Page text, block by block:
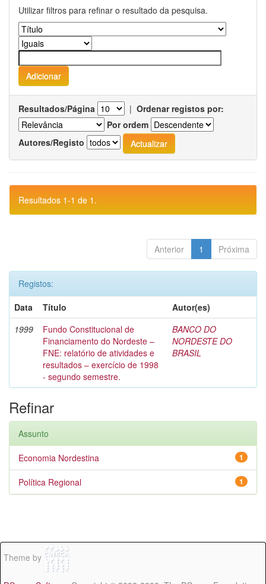
Utilizar filtros para refinar o resultado da pesquisa.
Resultados/Página | Ordenar registos por:
Por ordem
Autores/Registo
Resultados 1-1 de 1.
Anterior 1 Próxima
Registos:
Data
Título
Autor(es)
1999
Fundo Constitucional de
Financiamento do Nordeste –
FNE: relatório de atividades e
resultados – exercício de 1998
- segundo semestre.
BANCO DO
NORDESTE DO
BRASIL
Refinar
Assunto
1
Economia Nordestina
1
Política Regional
Theme by